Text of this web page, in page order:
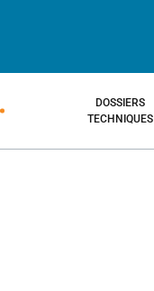
DOSSIERS
TECHNIQUES